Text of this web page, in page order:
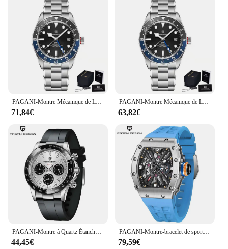
71,84€
PAGANI-Montre Mécanique de Luxe pour Homme, existent, Saphir, Étanche à 2024 m, Nouvelle Collection 200, BB58 Gstuff
63,82€
44,45€
PAGANI-Montre-bracelet de sport à quartz chronographe Uco pour homme, VH65, verre saphir, acier inoxydable, étanche, PD1738, 2024
79,59€